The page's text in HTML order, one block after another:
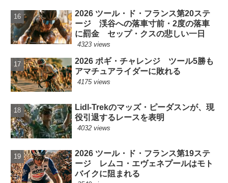
2026 ツール・ド・フランス第20ステ
ージ 渓谷への落車寸前・2度の落車
に罰金 セップ・クスの悲しい一日
4323 views
2026 ポギ・チャレンジ ツール5勝も
アマチュアライダーに敗れる
4175 views
Lidl-Trekのマッズ・ピーダスンが、現
役引退するレースを表明
4032 views
2026 ツール・ド・フランス第19ステ
ージ レムコ・エヴェネプールはモト
バイクに阻まれる